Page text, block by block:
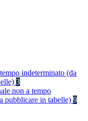
indeterminato (da
3
non a tempo
pubblicare in tabelle) 9